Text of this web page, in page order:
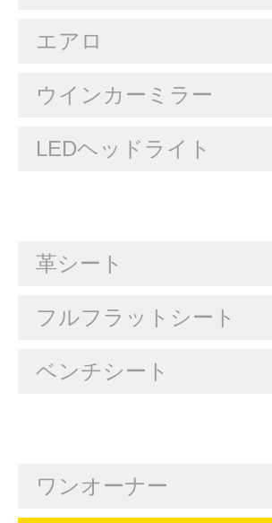
エアロ
ウインカーミラー
LEDヘッドライト
革シート
フルフラットシート
ベンチシート
ワンオーナー